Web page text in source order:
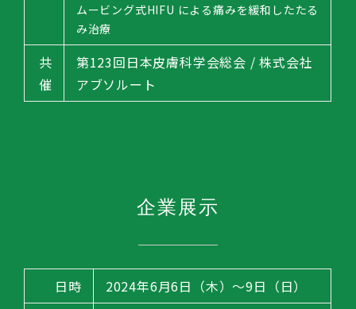
ムービング式HIFU による痛みを緩和したたる
み治療
共
催
第123回日本皮膚科学会総会 / 株式会社
アブソルート
企業展示
日時
2024年6月6日（木）～9日（日）